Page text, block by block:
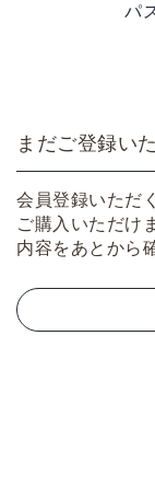
パ
まだご登録い
会員登録いただ
ご購入いただけ
内容をあとから